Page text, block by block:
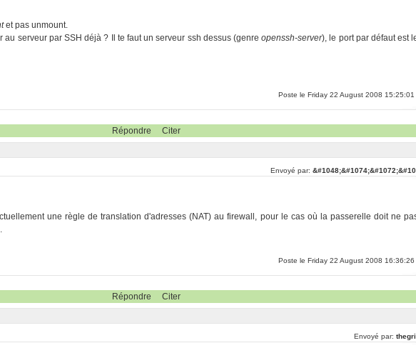
et pas unmount.
au serveur par SSH déjà ? Il te faut un serveur ssh dessus (genreopenssh-server), le port par défaut est
Poste le Friday 22 August 2008 15:25:01
Répondre Citer
Envoyé par:
une règle de translation d'adresses (NAT) au firewall, pour le cas où la passerelle doit ne
Poste le Friday 22 August 2008 16:36:26
Répondre Citer
Envoyé par: